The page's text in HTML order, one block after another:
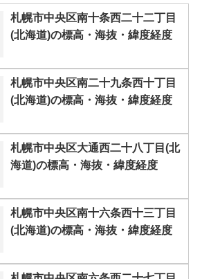
札幌市中央区南十条西二十二丁目
(北海道)の標高・海抜・緯度経度
札幌市中央区南二十九条西十丁目
(北海道)の標高・海抜・緯度経度
札幌市中央区大通西二十八丁目(北
海道)の標高・海抜・緯度経度
札幌市中央区南十六条西十三丁目
(北海道)の標高・海抜・緯度経度